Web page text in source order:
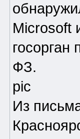
Microsoft
ФЗ.
pic
Из